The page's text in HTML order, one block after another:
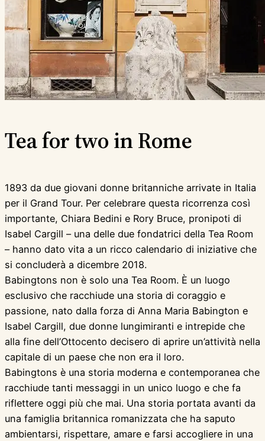
Tea for two in Rome
1893 da due giovani donne britanniche arrivate in Italia
per il Grand Tour. Per celebrare questa ricorrenza così
importante, Chiara Bedini e Rory Bruce, pronipoti di
Isabel Cargill – una delle due fondatrici della Tea Room
– hanno dato vita a un ricco calendario di iniziative che
si concluderà a dicembre 2018.
Babingtons non è solo una Tea Room. È un luogo
esclusivo che racchiude una storia di coraggio e
passione, nato dalla forza di Anna Maria Babington e
Isabel Cargill, due donne lungimiranti e intrepide che
alla fine dell’Ottocento decisero di aprire un’attività nella
capitale di un paese che non era il loro.
Babingtons è una storia moderna e contemporanea che
racchiude tanti messaggi in un unico luogo e che fa
riflettere oggi più che mai. Una storia portata avanti da
una famiglia britannica romanizzata che ha saputo
ambientarsi, rispettare, amare e farsi accogliere in una